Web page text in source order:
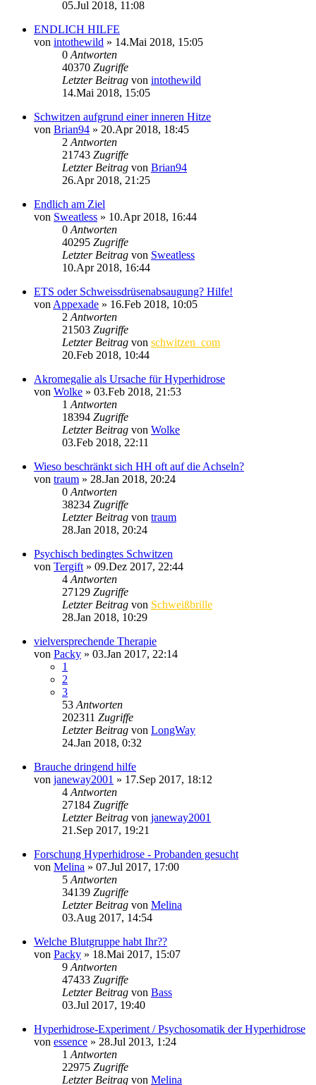
05.Jul 2018, 11:08
ENDLICH HILFE
von intothewild » 14.Mai 2018, 15:05
0 Antworten
40370 Zugriffe
Letzter Beitrag von intothewild
14.Mai 2018, 15:05
Schwitzen aufgrund einer inneren Hitze
von Brian94 » 20.Apr 2018, 18:45
2 Antworten
21743 Zugriffe
Letzter Beitrag von Brian94
26.Apr 2018, 21:25
Endlich am Ziel
von Sweatless » 10.Apr 2018, 16:44
0 Antworten
40295 Zugriffe
Letzter Beitrag von Sweatless
10.Apr 2018, 16:44
ETS oder Schweissdrüsenabsaugung? Hilfe!
von Appexade » 16.Feb 2018, 10:05
2 Antworten
21503 Zugriffe
Letzter Beitrag von schwitzen_com
20.Feb 2018, 10:44
Akromegalie als Ursache für Hyperhidrose
von Wolke » 03.Feb 2018, 21:53
1 Antworten
18394 Zugriffe
Letzter Beitrag von Wolke
03.Feb 2018, 22:11
Wieso beschränkt sich HH oft auf die Achseln?
von traum » 28.Jan 2018, 20:24
0 Antworten
38234 Zugriffe
Letzter Beitrag von traum
28.Jan 2018, 20:24
Psychisch bedingtes Schwitzen
von Tergift » 09.Dez 2017, 22:44
4 Antworten
27129 Zugriffe
Letzter Beitrag von Schweißbrille
28.Jan 2018, 10:29
vielversprechende Therapie
von Packy » 03.Jan 2017, 22:14
1
2
3
53 Antworten
202311 Zugriffe
Letzter Beitrag von LongWay
24.Jan 2018, 0:32
Brauche dringend hilfe
von janeway2001 » 17.Sep 2017, 18:12
4 Antworten
27184 Zugriffe
Letzter Beitrag von janeway2001
21.Sep 2017, 19:21
Forschung Hyperhidrose - Probanden gesucht
von Melina » 07.Jul 2017, 17:00
5 Antworten
34139 Zugriffe
Letzter Beitrag von Melina
03.Aug 2017, 14:54
Welche Blutgruppe habt Ihr??
von Packy » 18.Mai 2017, 15:07
9 Antworten
47433 Zugriffe
Letzter Beitrag von Bass
03.Jul 2017, 19:40
Hyperhidrose-Experiment / Psychosomatik der Hyperhidrose
von essence » 28.Jul 2013, 1:24
1 Antworten
22975 Zugriffe
Letzter Beitrag von Melina